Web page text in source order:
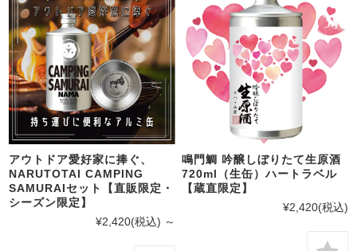
アウトドア愛好家に捧ぐ、
NARUTOTAI CAMPING
SAMURAIセット【直販限定・
シーズン限定】
¥2,420(税込) ～
鳴門鯛 吟醸しぼりたて生原酒
720ml（生缶）ハートラベル
【蔵直限定】
¥2,420(税込)